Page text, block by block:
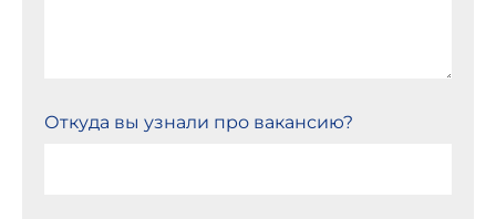
Откуда вы узнали про вакансию?